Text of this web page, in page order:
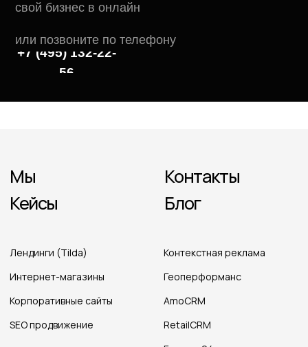
свой бизнес в онлайн
или позвоните по телефону
+7 (495) 132-22-
56